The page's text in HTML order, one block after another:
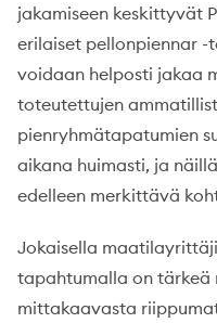
jakamiseen keskittyvät
erilaiset pellonpiennar
voidaan helposti jakaa
toteutettujen
pienryhmätapatumien
aikana huimasti, ja
edelleen merkittävä
Jokaisella
tapahtumalla on tärkeä
mittakaavasta